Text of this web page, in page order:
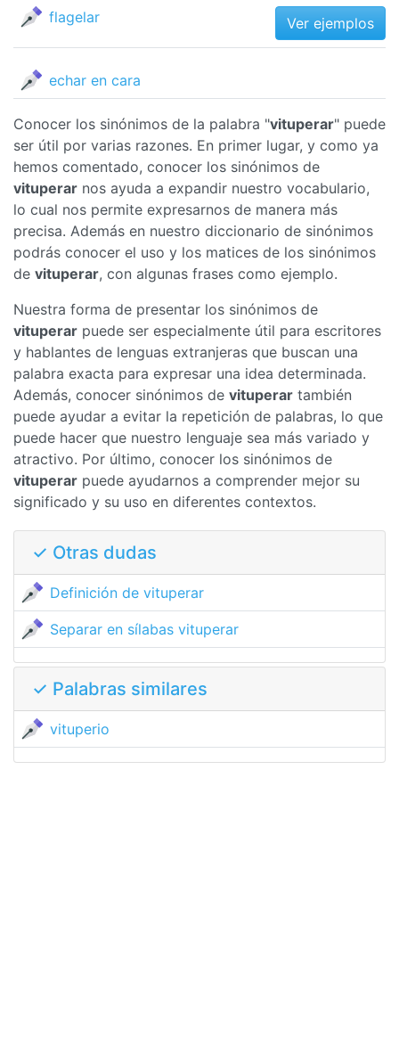
flagelar Ver ejemplos
echar en cara
Conocer los sinónimos de la palabra "vituperar" puede
ser útil por varias razones. En primer lugar, y como ya
hemos comentado, conocer los sinónimos de
vituperar nos ayuda a expandir nuestro vocabulario,
lo cual nos permite expresarnos de manera más
precisa. Además en nuestro diccionario de sinónimos
podrás conocer el uso y los matices de los sinónimos
de vituperar, con algunas frases como ejemplo.
Nuestra forma de presentar los sinónimos de
vituperar puede ser especialmente útil para escritores
y hablantes de lenguas extranjeras que buscan una
palabra exacta para expresar una idea determinada.
Además, conocer sinónimos de vituperar también
puede ayudar a evitar la repetición de palabras, lo que
puede hacer que nuestro lenguaje sea más variado y
atractivo. Por último, conocer los sinónimos de
vituperar puede ayudarnos a comprender mejor su
significado y su uso en diferentes contextos.
✓ Otras dudas
Definición de vituperar
Separar en sílabas vituperar
✓ Palabras similares
vituperio